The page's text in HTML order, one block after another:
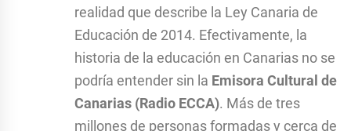
realidad que describe la Ley Canaria de
Educación de 2014. Efectivamente, la
historia de la educación en Canarias no se
podría entender sin la Emisora Cultural de
Canarias (Radio ECCA). Más de tres
millones de personas formadas y cerca de